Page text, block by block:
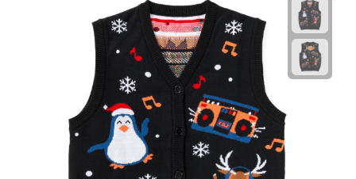
Drinkglazen
Glazen & karaffen
Dubbelwandige glazen
Bierglazen